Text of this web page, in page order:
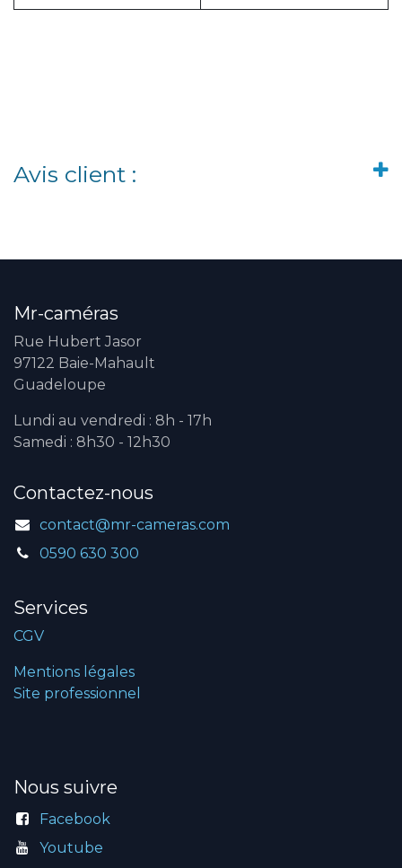
Avis client :
Mr-caméras
Rue Hubert Jasor
97122 Baie-Mahault
Guadeloupe
Lundi au vendredi : 8h - 17h
Samedi : 8h30 - 12h30
Contactez-nous
contact@mr-cameras.com
0590 630 300
Services
CGV
Mentions légales
Site professionnel
Nous suivre
Facebook
Youtube